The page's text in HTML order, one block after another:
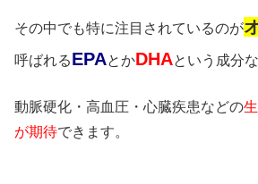
その中でも特に注目されているのが
呼ばれるEPAとかDHAという成分
動脈硬化・高血圧・心臓疾患などの
が期待できます。